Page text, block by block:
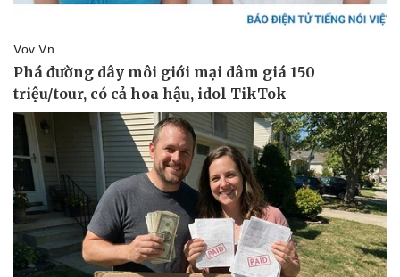
Thể thao
Bóng đá
Lịch thi đấu bóng đá
Thế giới thể thao
eSports
Hậu trường
Ô tô - Xe máy
Ô tô
Xe máy
Tư vấn